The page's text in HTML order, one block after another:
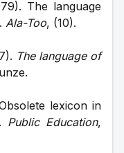
The language
Ala-Too, (10).
The language of
lexicon in
Public Education,